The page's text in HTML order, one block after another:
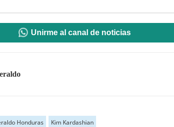
Unirme al canal de noticias
Honduras Kim Kardashian